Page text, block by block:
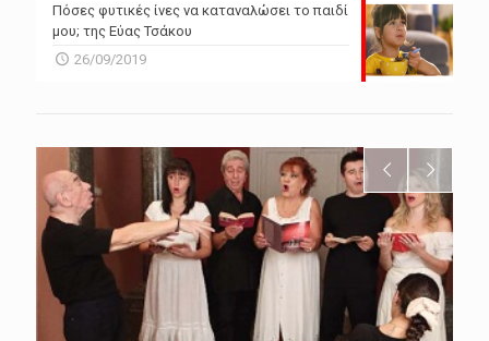
Πόσες φυτικές ίνες να καταναλώσει το παιδί
μου; της Εύας Τσάκου
26/09/2019